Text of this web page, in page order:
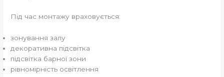
Під час монтажу враховується:
зонування залу
декоративна підсвітка
підсвітка барної зони
рівномірність освітлення